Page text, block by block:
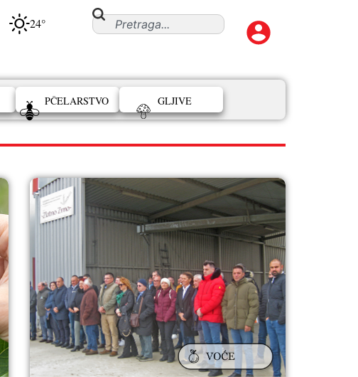
24°
PČELARSTVO GLJIVE